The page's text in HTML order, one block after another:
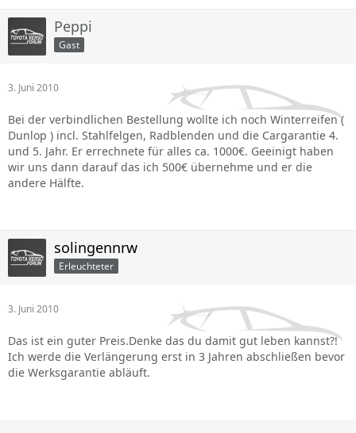
Peppi
Gast
3. Juni 2010
Bei der verbindlichen Bestellung wollte ich noch Winterreifen (
Dunlop ) incl. Stahlfelgen, Radblenden und die Cargarantie 4.
und 5. Jahr. Er errechnete für alles ca. 1000€. Geeinigt haben
wir uns dann darauf das ich 500€ übernehme und er die
andere Hälfte.
solingennrw
Erleuchteter
3. Juni 2010
Das ist ein guter Preis.Denke das du damit gut leben kannst?!
Ich werde die Verlängerung erst in 3 Jahren abschließen bevor
die Werksgarantie abläuft.